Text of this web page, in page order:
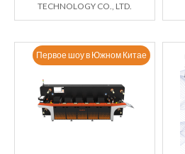
TECHNOLOGY CO., LTD.
Первое шоу в Южном Китае